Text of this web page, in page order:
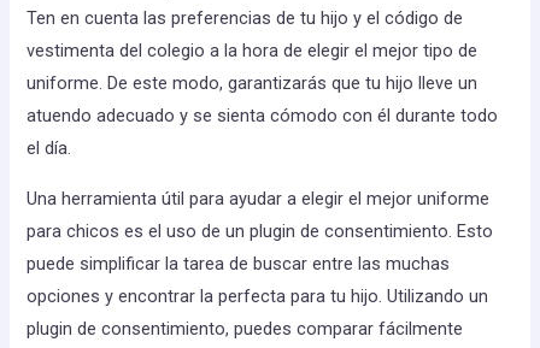
Ten en cuenta las preferencias de tu hijo y el código de
vestimenta del colegio a la hora de elegir el mejor tipo de
uniforme. De este modo, garantizarás que tu hijo lleve un
atuendo adecuado y se sienta cómodo con él durante todo
el día.
Una herramienta útil para ayudar a elegir el mejor uniforme
para chicos es el uso de un plugin de consentimiento. Esto
puede simplificar la tarea de buscar entre las muchas
opciones y encontrar la perfecta para tu hijo. Utilizando un
plugin de consentimiento, puedes comparar fácilmente